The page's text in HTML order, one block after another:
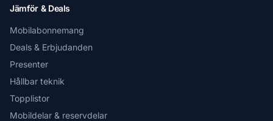
Jämför & Deals
Mobilabonnemang
Deals & Erbjudanden
Presenter
Hållbar teknik
Topplistor
Mobildelar & reservdelar